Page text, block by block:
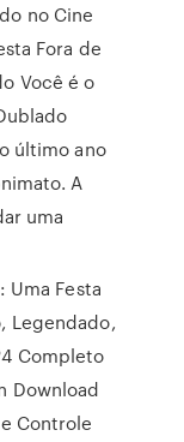
no Cine
Fora de
Você é o
último ano
A
uma
Uma Festa
Legendado,
Completo
Download
Controle